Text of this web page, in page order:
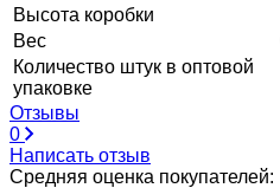
Высота коробки
Вес
Количество штук в оптовой
упаковке
Отзывы
0
Написать отзыв
Средняя оценка покупателей: